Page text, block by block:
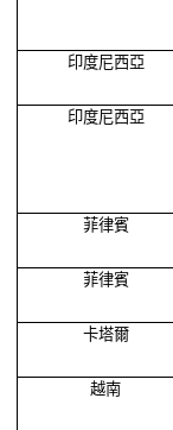
印度尼西亞
印度尼西亞
菲律賓
菲律賓
卡塔爾
越南